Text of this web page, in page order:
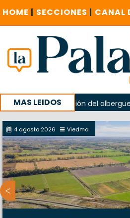
HOME | SECCIONES | CANAL
MAS LEIDOS
la explosión del albergue municipal
con un encuentro provincial
4 agosto 2026 Viedma